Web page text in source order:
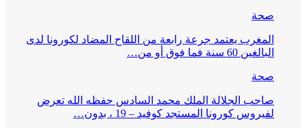
صحة
المغرب يعتمد جرعة رابعة من اللقاح المضاد لكورونا لدى
البالغين 60 سنة فما فوق أو من…
صحة
صاحب الجلالة الملك محمد السادس حفظه الله تعرض
لفيروس كورونا المستجد كوفيد – 19 ، بدون…